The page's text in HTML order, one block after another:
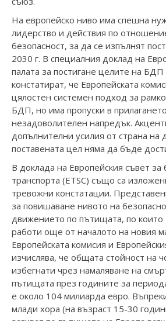
На европейско ниво има спешна
лидерство и действия по
безопасност, за да се изпълнят
2030 г. В специалния доклад на
палата за постигане целите на
констатират, че Европейската
цялостен системен подход за
БДП, но има пропуски в
незадоволителен напредък.
допълнителни усилия от страна на
поставената цел няма да бъде
В доклада на Европейския съвет за
транспорта (ETSC) също са
тревожни констатации.
за повишаване нивото на
движението по пътищата, по които
работи още от началото на новия
Европейската комисия и
изчислява, че общата стойност на
избегнати чрез намаляване на
пътищата през годините за
е около 104 милиарда евро.
млади хора (на възраст 15-30